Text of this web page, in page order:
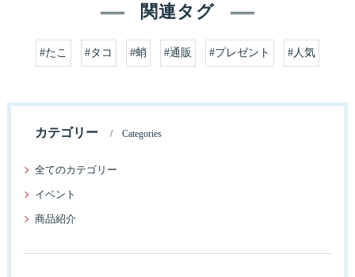
関連タグ
#たこ #タコ #蛸 #通販 #プレゼント #人気
カテゴリー Categories
全てのカテゴリー
イベント
商品紹介